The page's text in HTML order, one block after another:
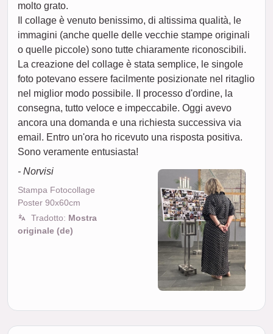
molto grato.
Il collage è venuto benissimo, di altissima qualità, le
immagini (anche quelle delle vecchie stampe originali
o quelle piccole) sono tutte chiaramente riconoscibili.
La creazione del collage è stata semplice, le singole
foto potevano essere facilmente posizionate nel ritaglio
nel miglior modo possibile. Il processo d'ordine, la
consegna, tutto veloce e impeccabile. Oggi avevo
ancora una domanda e una richiesta successiva via
email. Entro un'ora ho ricevuto una risposta positiva.
Sono veramente entusiasta!
- Norvisi
Stampa Fotocollage
Poster 90x60cm
Tradotto: Mostra
originale (de)